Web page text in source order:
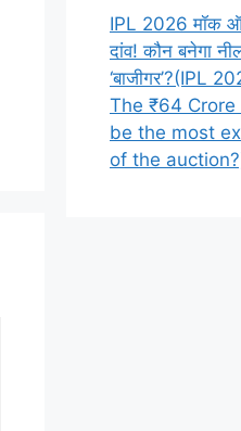
IPL 2026 मॉक
दांव! कौन बनेगा
‘बाजीगर’?(IPL
The ₹64
be the most
of the